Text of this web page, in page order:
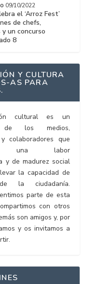
09/10/2022
el ‘Arroz Fest’
de chefs,
un concurso
8
Y CULTURA
AS PARA
cultural es un
de los medios,
colaboradores que
una labor
y de madurez social
la capacidad de
la ciudadanía.
parte de esta
con otros
son amigos y, por
y os invitamos a